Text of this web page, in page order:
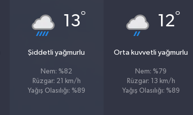
13°
Şiddetli yağmurlu
Nem: %82
Rüzgar: 21 km/h
Yağış Olasılığı: %89
12°
Orta kuvvetli yağmurlu
Nem: %79
Rüzgar: 13 km/h
Yağış Olasılığı: %89